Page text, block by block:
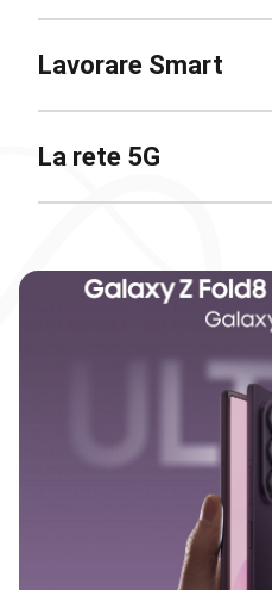
Lavorare Smart
La rete 5G